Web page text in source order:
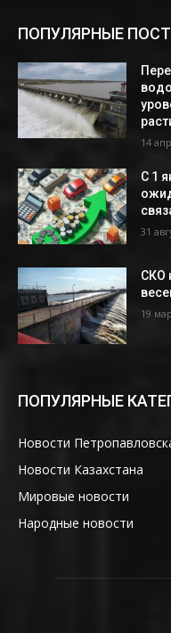
ПОПУЛЯРНЫЕ
14
С 1
31
СКО
19
ПОПУЛЯРНЫЕ
Новости
Новости Казахстана
Мировые новости
Народные новости